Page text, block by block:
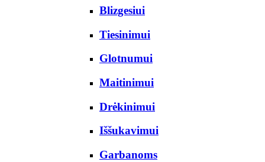
Blizgesiui
Tiesinimui
Glotnumui
Maitinimui
Drėkinimui
Iššukavimui
Garbanoms